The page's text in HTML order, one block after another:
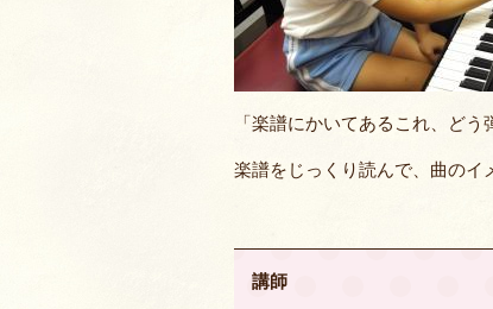
「楽譜にかいてあるこれ、どう
楽譜をじっくり読んで、曲のイ
講師